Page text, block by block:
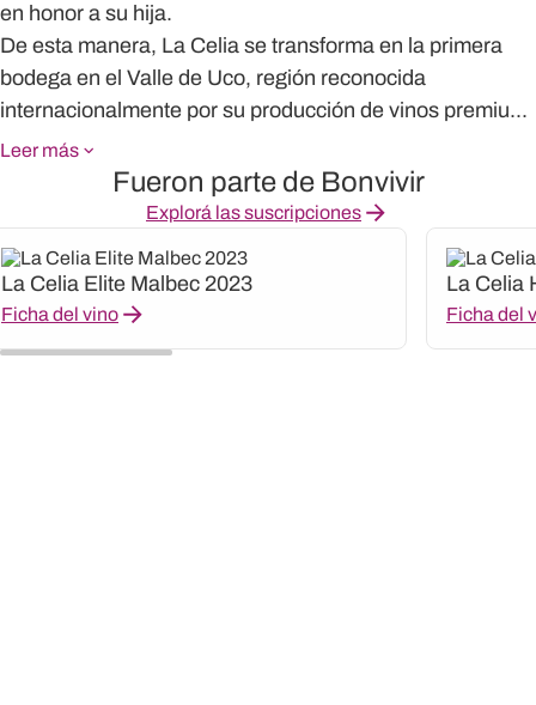
en honor a su hija.
De esta manera, La Celia se transforma en la primera
bodega en el Valle de Uco, región reconocida
internacionalmente por su producción de vinos premiu...
Leer más
Fueron parte de Bonvivir
Explorá las suscripciones
La Celia Elite Malbec 2023
Ficha del vino
La Celia
Ficha del